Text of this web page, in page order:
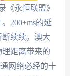
《永恒联盟》
200+ms的延
续续。澳大
距离带来的
网络必经的十